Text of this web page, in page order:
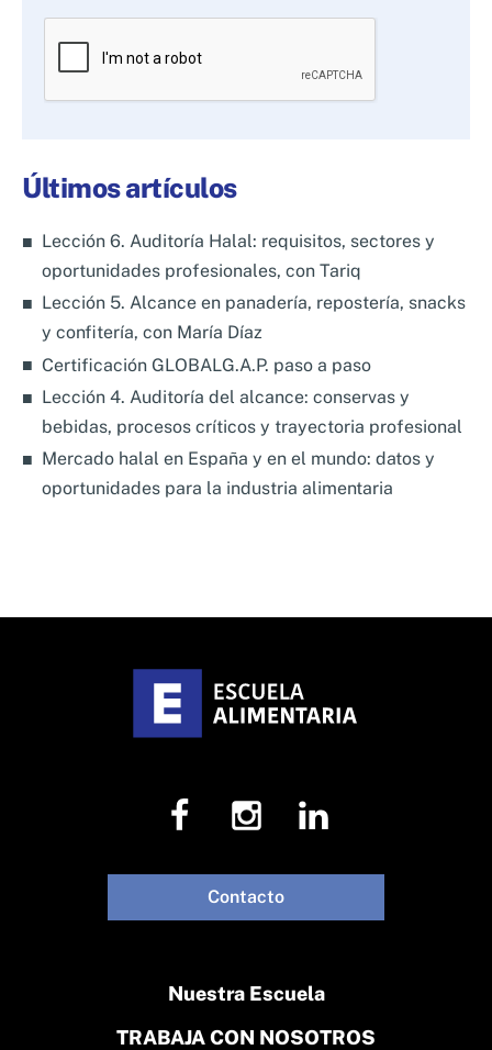
favor,
deja
vacío.
Últimos artículos
Lección 6. Auditoría Halal: requisitos, sectores y
oportunidades profesionales, con Tariq
Lección 5. Alcance en panadería, repostería, snacks
y confitería, con María Díaz
Certificación GLOBALG.A.P. paso a paso
Lección 4. Auditoría del alcance: conservas y
bebidas, procesos críticos y trayectoria profesional
Mercado halal en España y en el mundo: datos y
oportunidades para la industria alimentaria
Nuestra Escuela
TRABAJA CON NOSOTROS
Contacto